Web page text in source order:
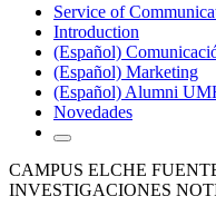
Service of
Introduction
(Español)
(Español) Marketing
(Español) Alumni
Novedades
CAMPUS ELCHE
INVESTIGACIONES